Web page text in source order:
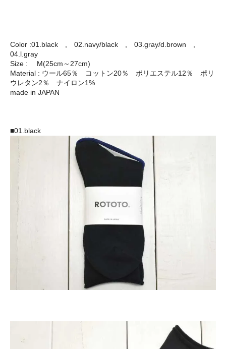
Color :01.black , 02.navy/black , 03.gray/d.brown ,
04.l.gray
Size : M(25cm～27cm)
Material : ウール65％ コットン20％ ポリエステル12％ ポリ
ウレタン2％ ナイロン1%
made in JAPAN
■01.black